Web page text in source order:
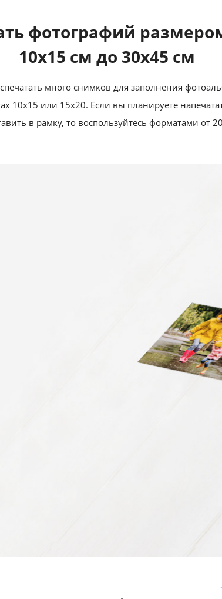
фотографий
10х15 см до 30х45 см
много снимков для заполнения
10х15 или 15х20. Если вы планируете
в рамку, то воспользуйтесь форматами от